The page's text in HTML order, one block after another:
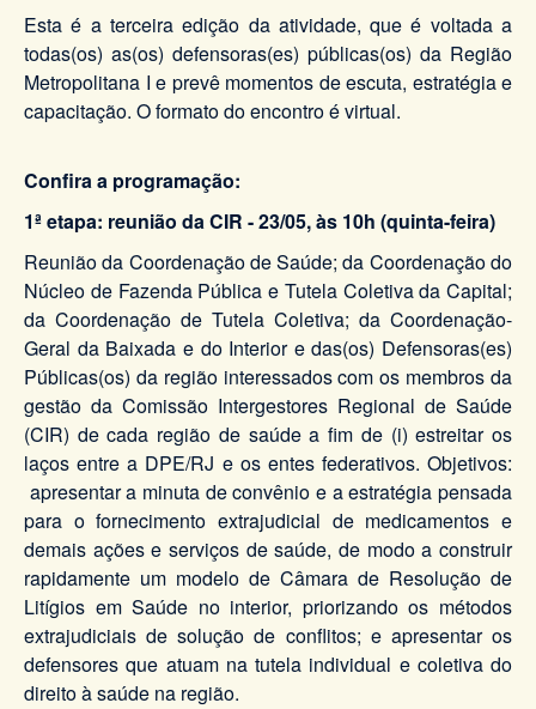
Esta é a terceira edição da atividade, que é voltada a
todas(os) as(os) defensoras(es) públicas(os) da Região
Metropolitana I e prevê momentos de escuta, estratégia e
capacitação. O formato do encontro é virtual.
Confira a programação:
1ª etapa: reunião da CIR - 23/05, às 10h (quinta-feira)
Reunião da Coordenação de Saúde; da Coordenação do
Núcleo de Fazenda Pública e Tutela Coletiva da Capital;
da Coordenação de Tutela Coletiva; da Coordenação-
Geral da Baixada e do Interior e das(os) Defensoras(es)
Públicas(os) da região interessados com os membros da
gestão da Comissão Intergestores Regional de Saúde
(CIR) de cada região de saúde a fim de (i) estreitar os
laços entre a DPE/RJ e os entes federativos. Objetivos:
apresentar a minuta de convênio e a estratégia pensada
para o fornecimento extrajudicial de medicamentos e
demais ações e serviços de saúde, de modo a construir
rapidamente um modelo de Câmara de Resolução de
Litígios em Saúde no interior, priorizando os métodos
extrajudiciais de solução de conflitos; e apresentar os
defensores que atuam na tutela individual e coletiva do
direito à saúde na região.